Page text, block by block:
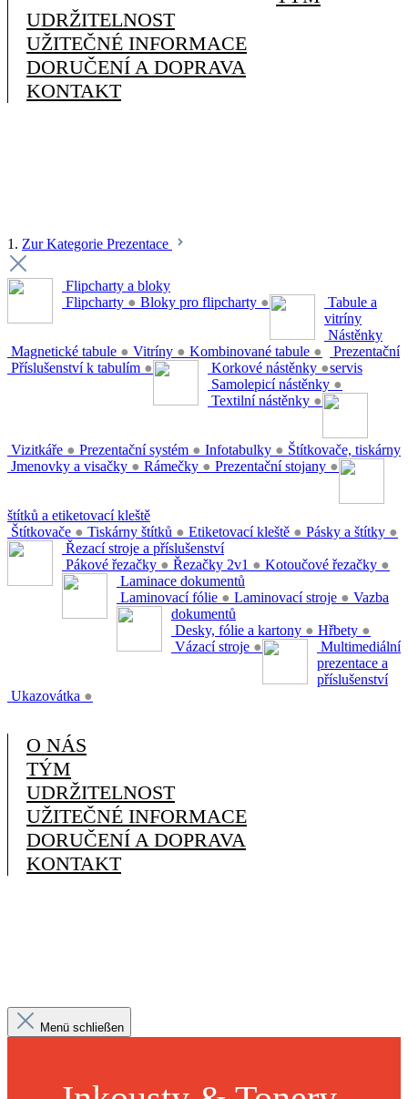
UDRŽITELNOST
UŽITEČNÉ INFORMACE
DORUČENÍ A DOPRAVA
KONTAKT
1. Zur Kategorie Prezentace
Flipcharty a bloky
Flipcharty ● Bloky pro flipcharty ●
Tabule a
vitríny
Magnetické tabule ● Vitríny ● Kombinované tabule ●
Příslušenství k tabulím ●
Nástěnky
Korkové nástěnky ●
Samolepicí nástěnky ●
Textilní nástěnky ●
Prezentační
servis
Vizitkáře ● Prezentační systém ● Infotabulky ●
Jmenovky a visačky ● Rámečky ● Prezentační stojany ●
Štítkovače, tiskárny
štítků a etiketovací kleště
Štítkovače ● Tiskárny štítků ● Etiketovací kleště ● Pásky a štítky ●
Řezací stroje a příslušenství
Pákové řezačky ● Řezačky 2v1 ● Kotoučové řezačky ●
Laminace dokumentů
Laminovací fólie ● Laminovací stroje ● Vazba
dokumentů
Desky, fólie a kartony ● Hřbety ●
Vázací stroje ●
Multimediální
prezentace a
příslušenství
Ukazovátka ●
O NÁS
TÝM
UDRŽITELNOST
UŽITEČNÉ INFORMACE
DORUČENÍ A DOPRAVA
KONTAKT
Menü schließen